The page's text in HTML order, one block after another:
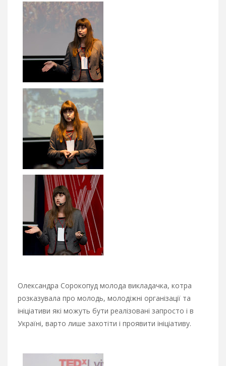
Олександра Сорокопуд молода викладачка, котра
розказувала про молодь, молодіжні організації та
ініціативи які можуть бути реалізовані запросто і в
Україні, варто лише захотіти і проявити ініціативу.